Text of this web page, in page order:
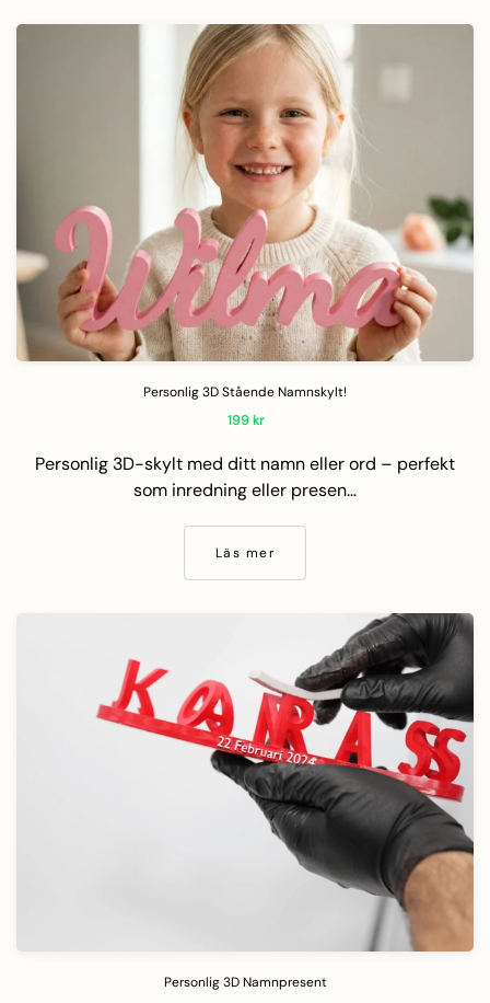
Personlig 3D Stående Namnskylt!
199kr
Personlig 3D-skylt med ditt namn eller ord – perfekt
som inredning eller presen…
Läs mer
Personlig 3D Namnpresent